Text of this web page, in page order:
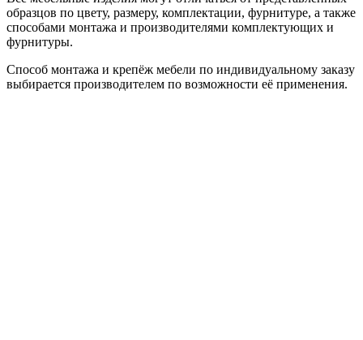
образцов по цвету, размеру, комплектации, фурнитуре, а также
способами монтажа и производителями комплектующих и
фурнитуры.
Способ монтажа и крепёж мебели по индивидуальному заказу
выбирается производителем по возможности её применения.